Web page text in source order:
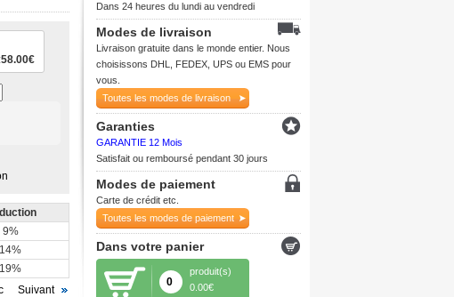
58.00€
9%
14%
19%
Suivant
Dans 24 heures du lundi au vendredi
Modes de livraison
Livraison gratuite dans le monde entier. Nous
choisissons DHL, FEDEX, UPS ou EMS pour
vous.
Toutes les modes de livraison
Garanties
GARANTIE 12 Mois
Satisfait ou remboursé pendant 30 jours
Modes de paiement
Carte de crédit etc.
Toutes les modes de paiement
Dans votre panier
0
produit(s)
0.00€